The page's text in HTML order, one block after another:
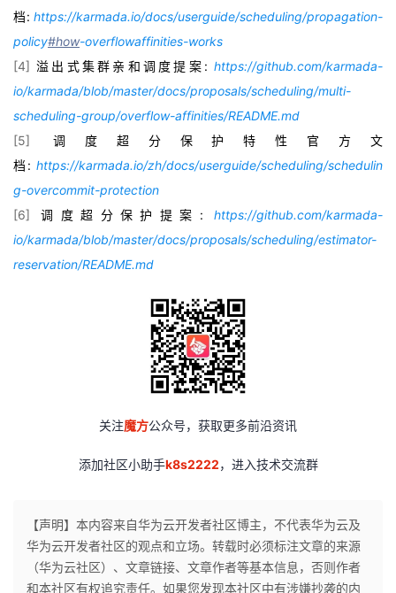
档: https://karmada.io/docs/userguide/scheduling/propagation-
policy#how-overflowaffinities-works
[4]溢出式集群亲和调度提案 :https://github.com/karmada-
io/karmada/blob/master/docs/proposals/scheduling/multi-
scheduling-group/overflow-affinities/README.md
[5] 调度超分保护特性官方文
档 : https://karmada.io/zh/docs/userguide/scheduling/schedulin
g-overcommit-protection
[6]调度超分保护提案 :https://github.com/karmada-
io/karmada/blob/master/docs/proposals/scheduling/estimator-
reservation/README.md
关注魔方公众号，获取更多前沿资讯
添加社区小助手k8s2222，进入技术交流群
【声明】本内容来自华为云开发者社区博主，不代表华为云及
华为云开发者社区的观点和立场。转载时必须标注文章的来源
（华为云社区）、文章链接、文章作者等基本信息，否则作者
和本社区有权追究责任。如果您发现本社区中有涉嫌抄袭的内